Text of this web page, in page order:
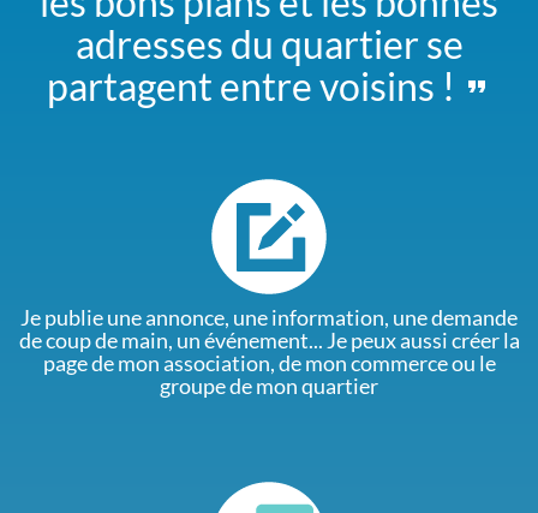
adresses du quartier se
partagent entre voisins !
Je publie une annonce, une information, une demande
de coup de main, un événement... Je peux aussi créer la
page de mon association, de mon commerce ou le
groupe de mon quartier